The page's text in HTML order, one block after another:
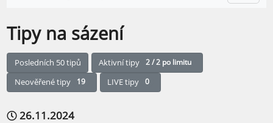
Tipy na sázení
Posledních 50 tipů Aktivní tipy 2 / 2 po limitu
Neověřené tipy 19 LIVE tipy 0
26.11.2024